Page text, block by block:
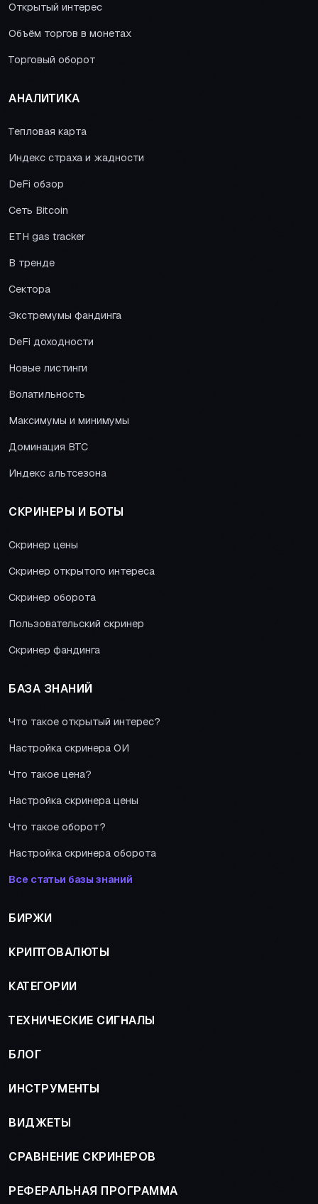
Открытый интерес
Объём торгов в монетах
Торговый оборот
АНАЛИТИКА
Тепловая карта
Индекс страха и жадности
DeFi обзор
Сеть Bitcoin
ETH gas tracker
В тренде
Сектора
Экстремумы фандинга
DeFi доходности
Новые листинги
Волатильность
Максимумы и минимумы
Доминация BTC
Индекс альтсезона
СКРИНЕРЫ И БОТЫ
Скринер цены
Скринер открытого интереса
Скринер оборота
Пользовательский скринер
Скринер фандинга
БАЗА ЗНАНИЙ
Что такое открытый интерес?
Настройка скринера ОИ
Что такое цена?
Настройка скринера цены
Что такое оборот?
Настройка скринера оборота
Все статьи базы знаний
БИРЖИ
КРИПТОВАЛЮТЫ
КАТЕГОРИИ
ТЕХНИЧЕСКИЕ СИГНАЛЫ
БЛОГ
ИНСТРУМЕНТЫ
ВИДЖЕТЫ
СРАВНЕНИЕ СКРИНЕРОВ
РЕФЕРАЛЬНАЯ ПРОГРАММА